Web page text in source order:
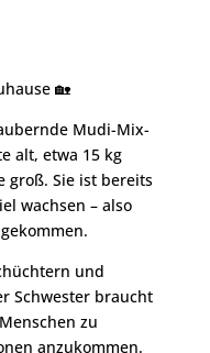
🏡
Mudi-Mix-
alt, etwa 15 kg
groß. Sie ist bereits
wachsen – also
und
Schwester braucht
zu
anzukommen.